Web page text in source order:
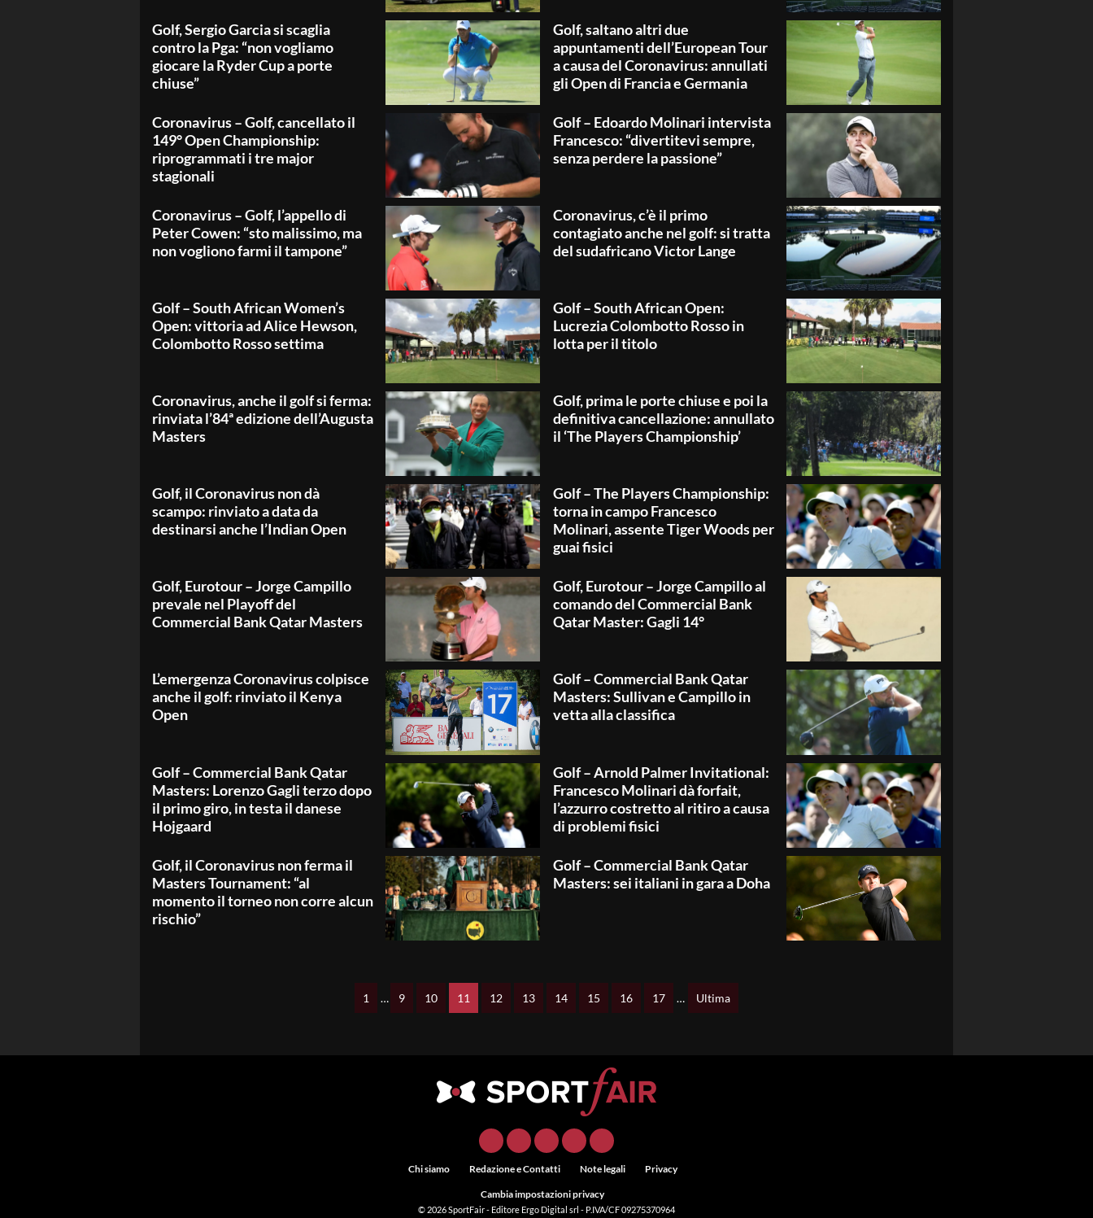
Golf, Sergio Garcia si scaglia
contro la Pga: “non vogliamo
giocare la Ryder Cup a porte
chiuse”
Golf, saltano altri due
appuntamenti dell’European Tour
a causa del Coronavirus: annullati
gli Open di Francia e Germania
Coronavirus – Golf, cancellato il
149° Open Championship:
riprogrammati i tre major
stagionali
Golf – Edoardo Molinari intervista
Francesco: “divertitevi sempre,
senza perdere la passione”
Coronavirus – Golf, l’appello di
Peter Cowen: “sto malissimo, ma
non vogliono farmi il tampone”
Coronavirus, c’è il primo
contagiato anche nel golf: si tratta
del sudafricano Victor Lange
Golf – South African Women’s
Open: vittoria ad Alice Hewson,
Colombotto Rosso settima
Golf – South African Open:
Lucrezia Colombotto Rosso in
lotta per il titolo
Coronavirus, anche il golf si ferma:
rinviata l’84ª edizione dell’Augusta
Masters
Golf, prima le porte chiuse e poi la
definitiva cancellazione: annullato
il ‘The Players Championship’
Golf, il Coronavirus non dà
scampo: rinviato a data da
destinarsi anche l’Indian Open
Golf – The Players Championship:
torna in campo Francesco
Molinari, assente Tiger Woods per
guai fisici
Golf, Eurotour – Jorge Campillo
prevale nel Playoff del
Commercial Bank Qatar Masters
Golf, Eurotour – Jorge Campillo al
comando del Commercial Bank
Qatar Master: Gagli 14°
L’emergenza Coronavirus colpisce
anche il golf: rinviato il Kenya
Open
Golf – Commercial Bank Qatar
Masters: Sullivan e Campillo in
vetta alla classifica
Golf – Commercial Bank Qatar
Masters: Lorenzo Gagli terzo dopo
il primo giro, in testa il danese
Hojgaard
Golf – Arnold Palmer Invitational:
Francesco Molinari dà forfait,
l’azzurro costretto al ritiro a causa
di problemi fisici
Golf, il Coronavirus non ferma il
Masters Tournament: “al
momento il torneo non corre alcun
rischio”
Golf – Commercial Bank Qatar
Masters: sei italiani in gara a Doha
1 … 9 10 11 12 13 14 15 16 17 … Ultima
Chi siamo Redazione e Contatti Note legali Privacy
Cambia impostazioni privacy
© 2026SportFair- Editore Ergo Digital srl - P.IVA/CF 09275370964